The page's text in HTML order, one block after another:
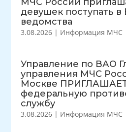
девушек поступать в
ведомства
3.08.2026 | Информация МЧС
Управление по ВАО
управления МЧС
Москве
федеральную
службу
3.08.2026 | Информация МЧС